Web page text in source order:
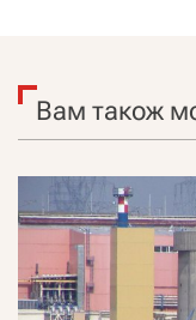
Вам також